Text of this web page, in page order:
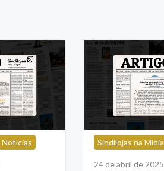
Notícias Sindilojas na Mídia
24 de abril de 2025